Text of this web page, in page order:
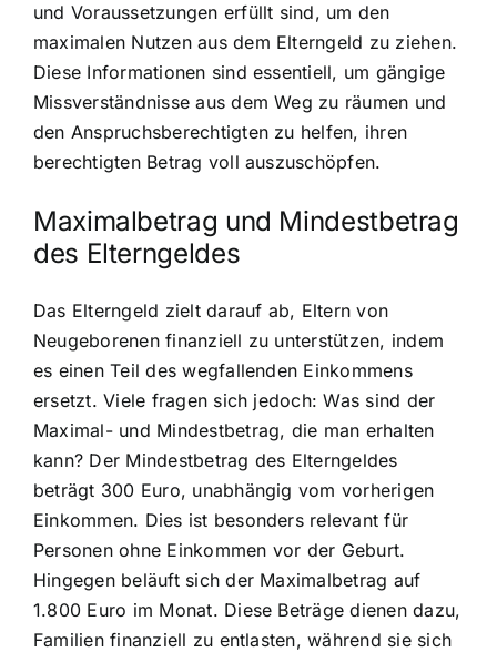
und Voraussetzungen erfüllt sind, um den
maximalen Nutzen aus dem Elterngeld zu ziehen.
Diese Informationen sind essentiell, um gängige
Missverständnisse aus dem Weg zu räumen und
den Anspruchsberechtigten zu helfen, ihren
berechtigten Betrag voll auszuschöpfen.
Maximalbetrag und Mindestbetrag
des Elterngeldes
Das Elterngeld zielt darauf ab, Eltern von
Neugeborenen finanziell zu unterstützen, indem
es einen Teil des wegfallenden Einkommens
ersetzt. Viele fragen sich jedoch: Was sind der
Maximal- und Mindestbetrag, die man erhalten
kann? Der Mindestbetrag des Elterngeldes
beträgt 300 Euro, unabhängig vom vorherigen
Einkommen. Dies ist besonders relevant für
Personen ohne Einkommen vor der Geburt.
Hingegen beläuft sich der Maximalbetrag auf
1.800 Euro im Monat. Diese Beträge dienen dazu,
Familien finanziell zu entlasten, während sie sich